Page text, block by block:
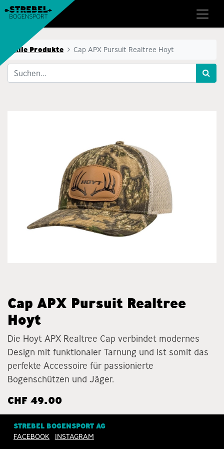
Alle Produkte Cap APX Pursuit Realtree Hoyt
Cap APX Pursuit Realtree
Hoyt
Die Hoyt APX Realtree Cap verbindet modernes
Design mit funktionaler Tarnung und ist somit das
perfekte Accessoire für passionierte
Bogenschützen und Jäger.
CHF 49.00
STREBEL BOGENSPORT AG
FACEBOOK
INSTAGRAM